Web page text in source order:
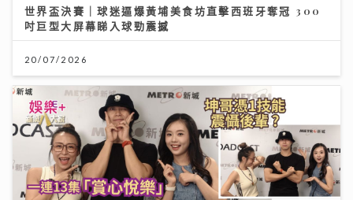
世界盃決賽｜球迷逼爆黃埔美食坊直擊西班牙奪冠 300
吋巨型大屏幕睇入球勁震撼
20/07/2026